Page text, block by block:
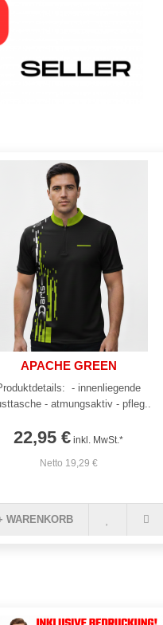
APACHE GREEN
- innenliegende
- atmungsaktiv - pfleg..
22,95 € inkl. MwSt.*
Netto 19,29 €
WARENKORB